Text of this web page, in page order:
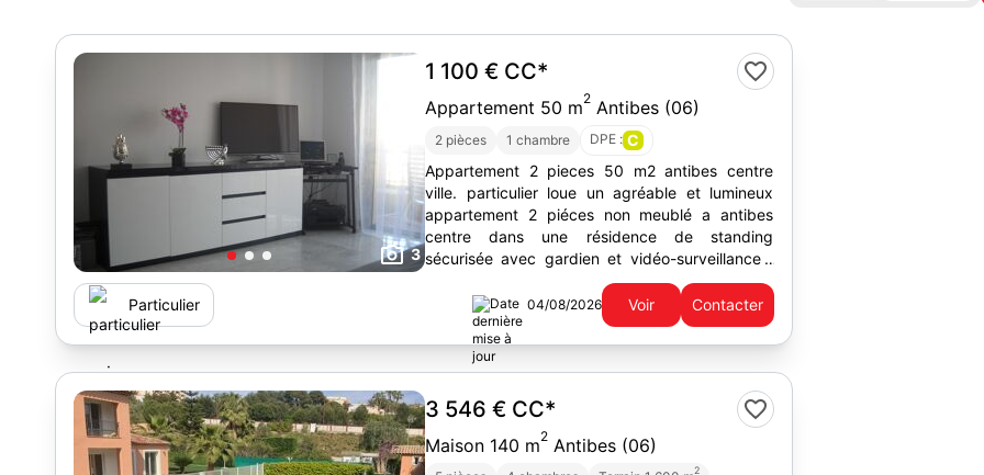
3
1 100 € CC*
Appartement 50 m2 Antibes (06)
2 pièces 1 chambre DPE : C
Appartement 2 pieces 50 m2 antibes centre
ville. particulier loue un agréable et lumineux
appartement 2 piéces non meublé a antibes
centre dans une résidence de standing
sécurisée avec gardien et vidéo-surveillance ,
Particulier
04/08/2026 Voir Contacter
3 546 € CC*
Maison 140 m2 Antibes (06)
2